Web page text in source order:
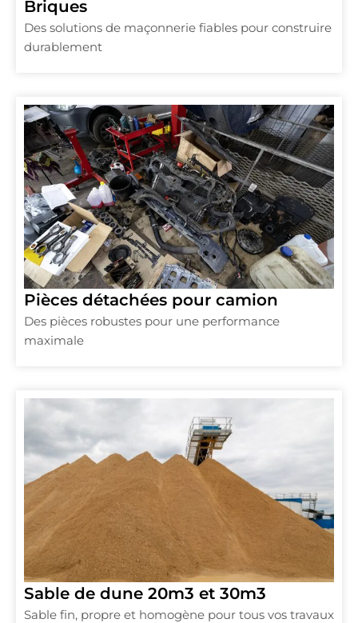
Briques
Des solutions de maçonnerie fiables pour construire
durablement
Pièces détachées pour camion
Des pièces robustes pour une performance
maximale
Sable de dune 20m3 et 30m3
Sable fin, propre et homogène pour tous vos travaux